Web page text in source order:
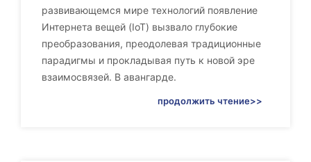
развивающемся мире технологий появление
Интернета вещей (IoT) вызвало глубокие
преобразования, преодолевая традиционные
парадигмы и прокладывая путь к новой эре
взаимосвязей. В авангарде.
продолжить чтение>>